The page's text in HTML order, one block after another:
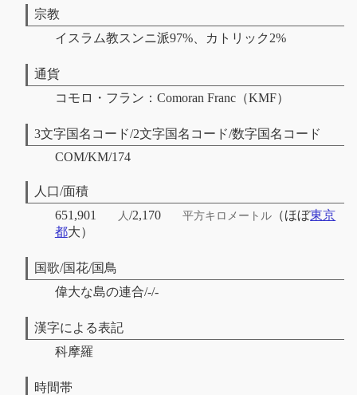
宗教
イスラム教スンニ派97%、カトリック2%
通貨
コモロ・フラン：Comoran Franc（KMF）
3文字国名コード/2文字国名コード/数字国名コード
COM/KM/174
人口/面積
651,901
人 /2,170 平方キロメートル （ほぼ東京
都大）
国歌/国花/国鳥
偉大な島の連合/-/-
漢字による表記
科摩羅
時間帯